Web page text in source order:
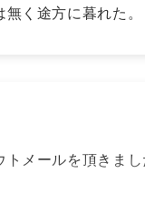
く途方に暮れた。
メールを頂きま